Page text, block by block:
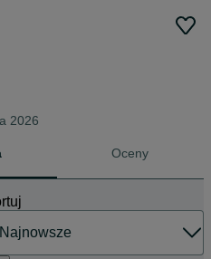
2026
Oceny